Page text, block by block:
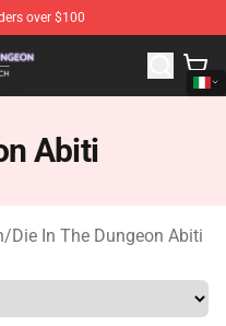
over $100
Die In The Dungeon
Abiti
/Die In The Dungeon Abiti